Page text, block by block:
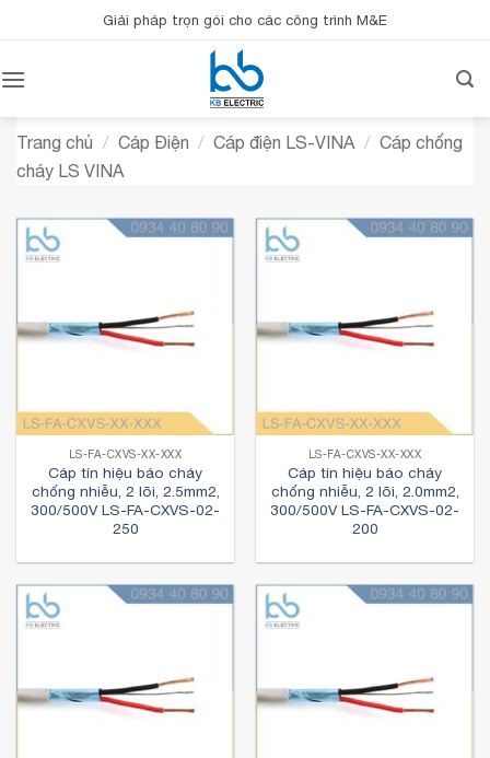
qua
dung
Giải pháp trọn gói cho các công trình M&E
Trang chủ / Cáp Điện / Cáp điện LS-VINA / Cáp chống
cháy LS VINA
LS-FA-CXVS-XX-XXX
Cáp tín hiệu báo cháy
chống nhiễu, 2 lõi, 2.5mm2,
300/500V LS-FA-CXVS-02-
250
LS-FA-CXVS-XX-XXX
Cáp tín hiệu báo cháy
chống nhiễu, 2 lõi, 2.0mm2,
300/500V LS-FA-CXVS-02-
200